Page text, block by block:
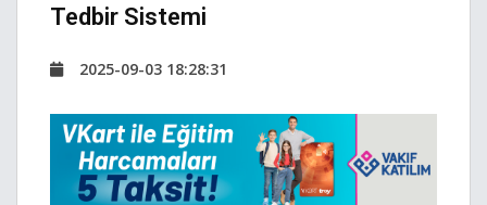
Tedbir Sistemi
2025-09-03 18:28:31